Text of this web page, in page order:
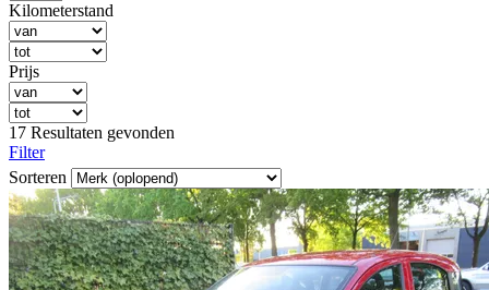
Kilometerstand
Prijs
17 Resultaten gevonden
Filter
Sorteren